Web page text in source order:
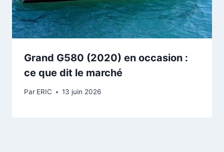
Grand G580 (2020) en occasion :
ce que dit le marché
Par ERIC 13 juin 2026